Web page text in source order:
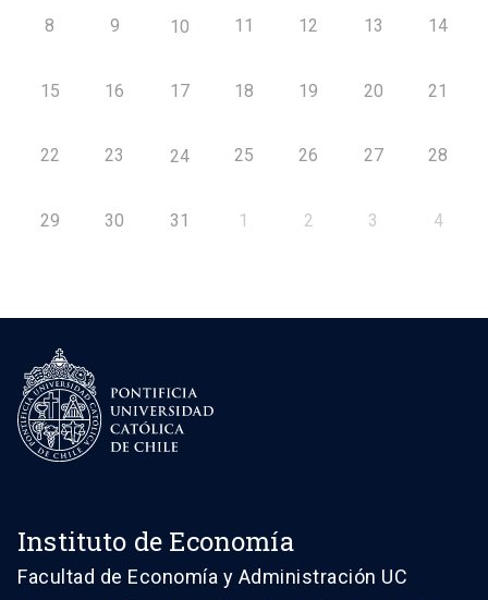
8 9 10 11 12 13 14
15 16 17 18 19 20 21
22 23 24 25 26 27 28
29 30 31 1 2 3 4
Instituto de Economía
Facultad de Economía y Administración UC